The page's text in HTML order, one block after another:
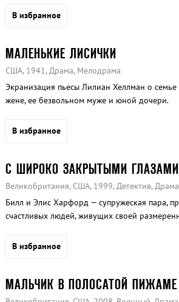
В избранное
МАЛЕНЬКИЕ ЛИСИЧКИ
США, 1941, Драма, Мелодрама
Экранизация пьесы Лилиан Хеллман о
жене, ее безвольном муже и юной дочери.
В избранное
С ШИРОКО ЗАКРЫТЫМИ ГЛАЗАМИ
Великобритания, США, 1999, Детектив,
Билл и Элис Харфорд — супружеская пара,
счастливых людей, живущих своей
В избранное
МАЛЬЧИК В ПОЛОСАТОЙ ПИЖАМЕ